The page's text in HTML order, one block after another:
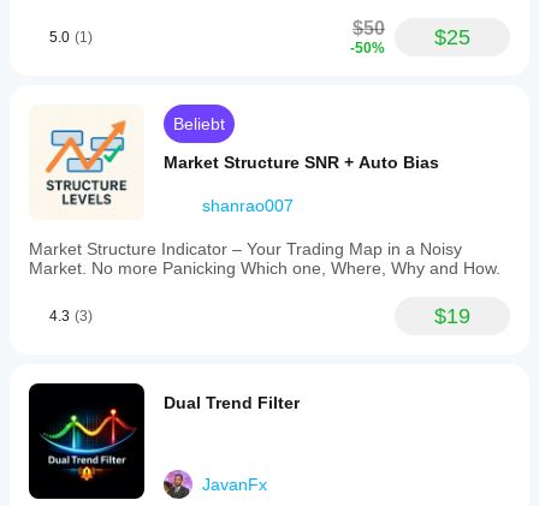
5.0 (1) $50
-50% $25
Beliebt
Market Structure SNR + Auto Bias
shanrao007
Market Structure Indicator – Your Trading Map in a Noisy
Market. No more Panicking Which one, Where, Why and How.
4.3 (3) $19
Dual Trend Filter
JavanFx